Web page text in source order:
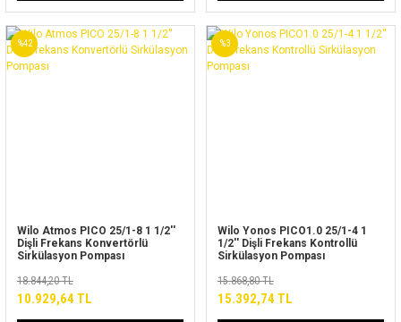
%42
Wilo Atmos PICO 25/1-8 1 1/2''
Dişli Frekans Konvertörlü
Sirkülasyon Pompası
18.844,20 TL
10.929,64 TL
%3
Wilo Yonos PICO1.0 25/1-4 1
1/2'' Dişli Frekans Kontrollü
Sirkülasyon Pompası
15.868,80 TL
15.392,74 TL